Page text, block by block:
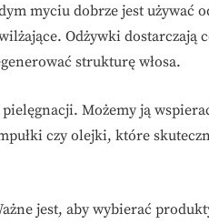
myciu dobrze jest używać
Odżywki dostarczają
strukturę włosa.
Możemy ją
czy olejki, które
jest, aby wybierać